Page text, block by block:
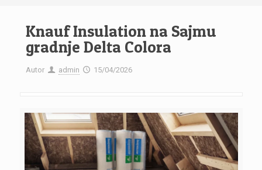
Knauf Insulation na Sajmu
gradnje Delta Colora
Autor admin 15/04/2026